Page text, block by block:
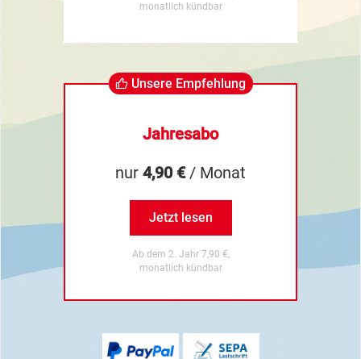
monatlich kündbar
Unsere Empfehlung
Jahresabo
nur 4,90 €/ Monat
Jetzt lesen
Ab dem 2. Jahr 7,90 €,
monatlich kündbar